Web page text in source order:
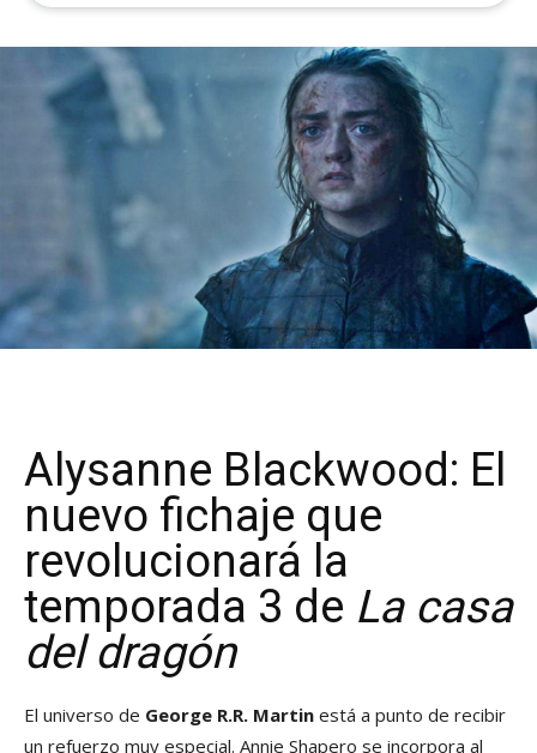
Alysanne Blackwood: El
nuevo fichaje que
revolucionará la
temporada 3 de La casa
del dragón
El universo de George R.R. Martin está a punto de recibir
un refuerzo muy especial. Annie Shapero se incorpora al